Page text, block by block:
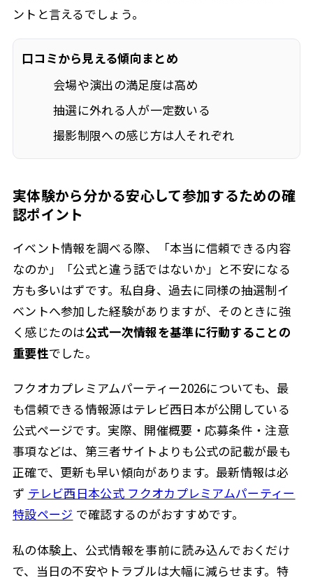
ントと言えるでしょう。
口コミから見える傾向まとめ
会場や演出の満足度は高め
抽選に外れる人が一定数いる
撮影制限への感じ方は人それぞれ
実体験から分かる安心して参加するための確
認ポイント
イベント情報を調べる際、「本当に信頼できる内容
なのか」「公式と違う話ではないか」と不安になる
方も多いはずです。私自身、過去に同様の抽選制イ
ベントへ参加した経験がありますが、そのときに強
く感じたのは公式一次情報を基準に行動することの
重要性でした。
フクオカプレミアムパーティー2026についても、最
も信頼できる情報源はテレビ西日本が公開している
公式ページです。実際、開催概要・応募条件・注意
事項などは、第三者サイトよりも公式の記載が最も
正確で、更新も早い傾向があります。最新情報は必
ず テレビ西日本公式 フクオカプレミアムパーティー
特設ページ で確認するのがおすすめです。
私の体験上、公式情報を事前に読み込んでおくだけ
で、当日の不安やトラブルは大幅に減らせます。特